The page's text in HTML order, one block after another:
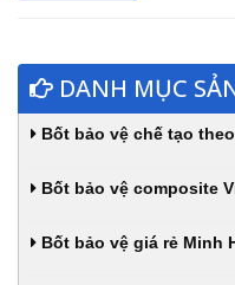
DANH MỤC
Bốt bảo vệ chế tạo
Bốt bảo vệ composite
Bốt bảo vệ giá rẻ Minh